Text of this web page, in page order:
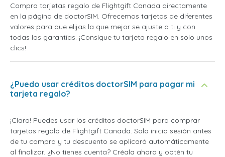
Compra tarjetas regalo de Flightgift Canada directamente
en la página de doctorSIM. Ofrecemos tarjetas de diferentes
valores para que elijas la que mejor se ajuste a ti y con
todas las garantías. ¡Consigue tu tarjeta regalo en solo unos
clics!
¿Puedo usar créditos doctorSIM para pagar mi
tarjeta regalo?
¡Claro! Puedes usar los créditos doctorSIM para comprar
tarjetas regalo de Flightgift Canada. Solo inicia sesión antes
de tu compra y tu descuento se aplicará automáticamente
al finalizar. ¿No tienes cuenta? Créala ahora y obtén tu